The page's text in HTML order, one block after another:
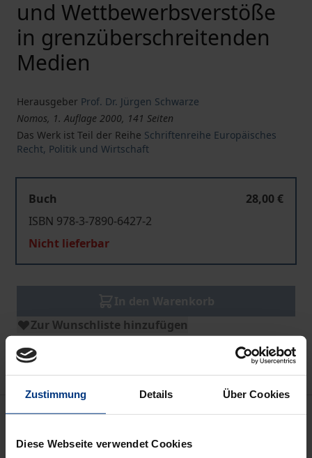
Zustimmung Details Über Cookies
Diese Webseite verwendet Cookies
und Wettbewerbsverstöße
in grenzüberschreitenden
Medien
Herausgeber Prof. Dr. Jürgen Schwarze
Nomos, 1. Auflage 2000, 141 Seiten
Das Werk ist Teil der Reihe Schriftenreihe Europäisches
Recht, Politik und Wirtschaft
Buch
28,00 €
ISBN 978-3-7890-6427-2
Nicht lieferbar
Zur Wunschliste hinzufügen
Beschreibung